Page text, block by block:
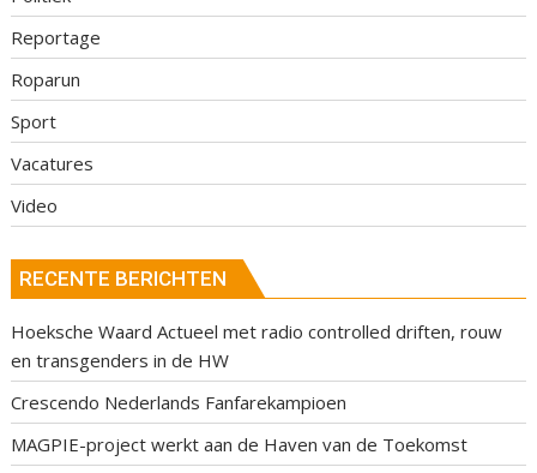
Reportage
Roparun
Sport
Vacatures
Video
RECENTE BERICHTEN
Hoeksche Waard Actueel met radio controlled driften, rouw
en transgenders in de HW
Crescendo Nederlands Fanfarekampioen
MAGPIE-project werkt aan de Haven van de Toekomst